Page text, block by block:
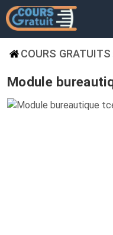
COURS GRATUITS
Module